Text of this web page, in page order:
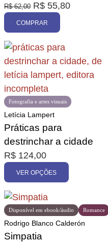
Promoção
R$62,00 R$ 55,80
COMPRAR
Fotografia e artes visuais
Letícia Lampert
Práticas para
destrinchar a cidade
R$ 124,00
VER OPÇÕES
Disponível em ebook/áudio Romance
Rodrigo Blanco Calderón
Simpatia